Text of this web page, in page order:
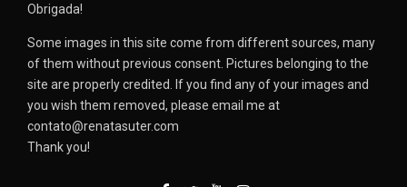
Obrigada!
Some images in this site come from different sources, many
of them without previous consent. Pictures belonging to the
site are properly credited. If you find any of your images and
you wish them removed, please email me at
contato@renatasuter.com
Thank you!